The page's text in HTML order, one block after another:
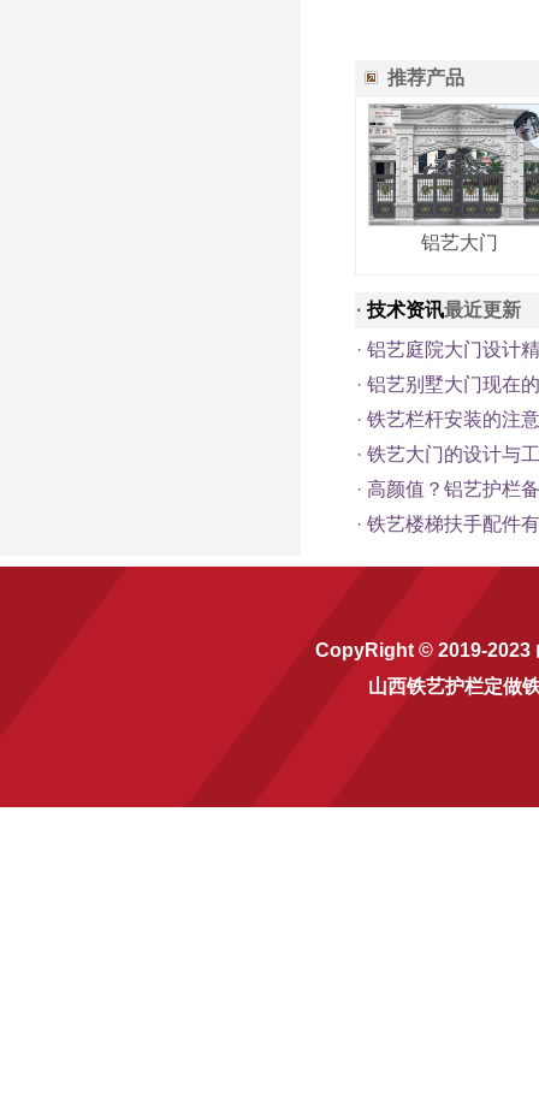
推荐产品
铝艺大门
· 技术资讯最近更新
· 铝艺庭院大门设计
· 铝艺别墅大门现在
· 铁艺栏杆安装的注
· 铁艺大门的设计与
· 高颜值？铝艺护栏
· 铁艺楼梯扶手配件
CopyRight © 2019-2023
山西铁艺护栏定做